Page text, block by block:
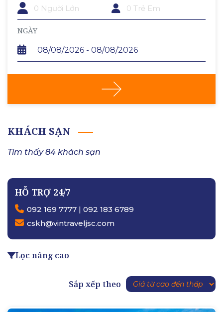
NGÀY
KHÁCH SẠN
Tìm thấy 84 khách sạn
HỖ TRỢ 24/7
092 169 7777 | 092 183 6789
cskh@vintraveljsc.com
Lọc nâng cao
Sắp xếp theo